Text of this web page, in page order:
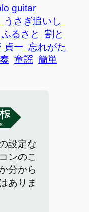
guitar
うさぎ追いし
ふるさと
割と
貞一 忘れがた
童謡 簡単
設定な
ンのこ
分から
ありま